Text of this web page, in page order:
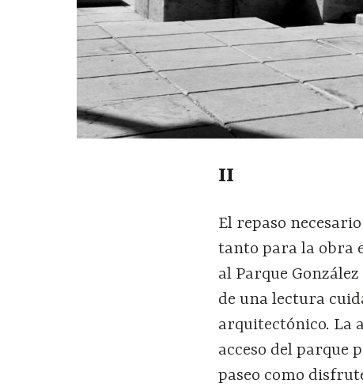
II
El repaso
tanto para la obra
al Parque
de una lectura
arquitectónico. La
acceso del parque
paseo como